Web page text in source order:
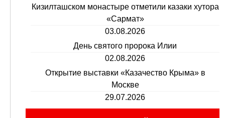
Кизилташском монастыре отметили казаки хутора
«Сармат»
03.08.2026
День святого пророка Илии
02.08.2026
Открытие выставки «Казачество Крыма» в
Москве
29.07.2026